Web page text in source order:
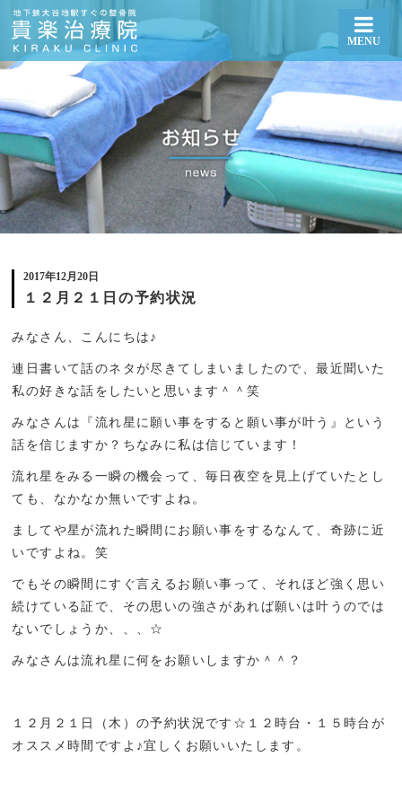
１２月２１日の予約状況 | 札幌厚別区大谷地で整体・骨盤矯正なら貴楽治療院
MENU
2017年12月20日
１２月２１日の予約状況
みなさん、こんにちは♪
連日書いて話のネタが尽きてしまいましたので、最近聞いた
私の好きな話をしたいと思います＾＾笑
みなさんは『流れ星に願い事をすると願い事が叶う』という
話を信じますか？ちなみに私は信じています！
流れ星をみる一瞬の機会って、毎日夜空を見上げていたとし
ても、なかなか無いですよね。
ましてや星が流れた瞬間にお願い事をするなんて、奇跡に近
いですよね。笑
でもその瞬間にすぐ言えるお願い事って、それほど強く思い
続けている証で、その思いの強さがあれば願いは叶うのでは
ないでしょうか、、、☆
みなさんは流れ星に何をお願いしますか＾＾？
１２月２１日（木）の予約状況です☆１２時台・１５時台が
オススメ時間ですよ♪宜しくお願いいたします。